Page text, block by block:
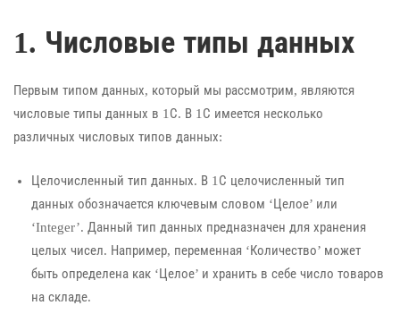
1. Числовые типы данных
Первым типом данных, который мы рассмотрим, являются
числовые типы данных в 1С. В 1С имеется несколько
различных числовых типов данных:
Целочисленный тип данных. В 1С целочисленный тип
данных обозначается ключевым словом ‘Целое’ или
‘Integer’. Данный тип данных предназначен для хранения
целых чисел. Например, переменная ‘Количество’ может
быть определена как ‘Целое’ и хранить в себе число товаров
на складе.